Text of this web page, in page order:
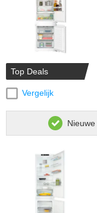
Top Deals
Vergelijk
Nieuwe